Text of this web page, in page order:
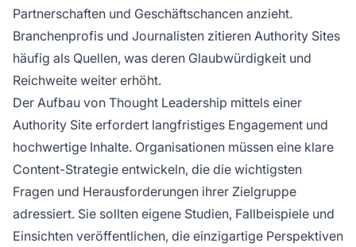
Partnerschaften und Geschäftschancen anzieht.
Branchenprofis und Journalisten zitieren Authority Sites
häufig als Quellen, was deren Glaubwürdigkeit und
Reichweite weiter erhöht.
Der Aufbau von Thought Leadership mittels einer
Authority Site erfordert langfristiges Engagement und
hochwertige Inhalte. Organisationen müssen eine klare
Content-Strategie entwickeln, die die wichtigsten
Fragen und Herausforderungen ihrer Zielgruppe
adressiert. Sie sollten eigene Studien, Fallbeispiele und
Einsichten veröffentlichen, die einzigartige Perspektiven